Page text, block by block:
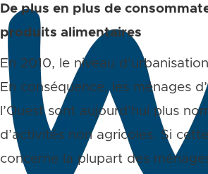
De plus en plus de
produits alimentaires
En 2010, le niveau
En conséquence, les ménages
l’Ouest sont aujourd’hui plus
d’activités non agricoles. Si
concerne la plupart des